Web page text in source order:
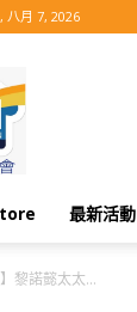
八月 7, 2026
最新活動
黎諾懿太太...